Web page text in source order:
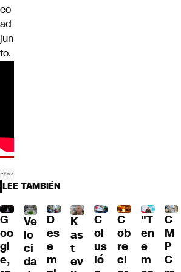
eo
ad
jun
to.
LEE TAMBIÉN
G
oo
gl
e,
Ve
lo
ci
da
D
es
e
m
K
as
t
ev
C
ol
us
ió
C
ob
re
ci
"T
en
e
m
C
M
P
C